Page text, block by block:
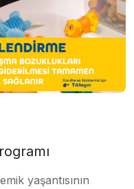
yaşantısının